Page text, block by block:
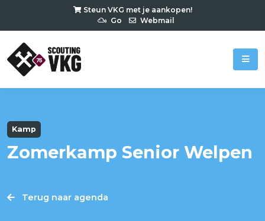
Steun VKG met je aankopen!
Go
Webmail
Kamp
Zomerkamp Senior Welpen
Terug naar agenda